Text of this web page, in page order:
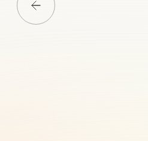
Media一覧に戻る